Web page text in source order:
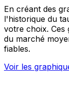
En créant des
l'historique du
votre choix. Ces
du marché
fiables.
Voir les